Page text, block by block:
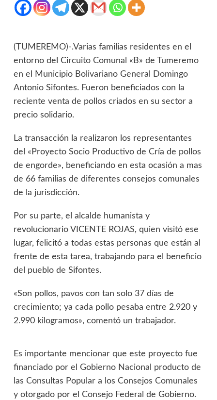
(TUMEREMO)-.Varias familias residentes en el
entorno del Circuito Comunal «B» de Tumeremo
en el Municipio Bolivariano General Domingo
Antonio Sifontes. Fueron beneficiados con la
reciente venta de pollos criados en su sector a
precio solidario.
La transacción la realizaron los representantes
del «Proyecto Socio Productivo de Cría de pollos
de engorde», beneficiando en esta ocasión a mas
de 66 familias de diferentes consejos comunales
de la jurisdicción.
Por su parte, el alcalde humanista y
revolucionario VICENTE ROJAS, quien visitó ese
lugar, felicitó a todas estas personas que están al
frente de esta tarea, trabajando para el beneficio
del pueblo de Sifontes.
«Son pollos, pavos con tan solo 37 días de
crecimiento; ya cada pollo pesaba entre 2.920 y
2.990 kilogramos», comentó un trabajador.
Es importante mencionar que este proyecto fue
financiado por el Gobierno Nacional producto de
las Consultas Popular a los Consejos Comunales
y otorgado por el Consejo Federal de Gobierno.